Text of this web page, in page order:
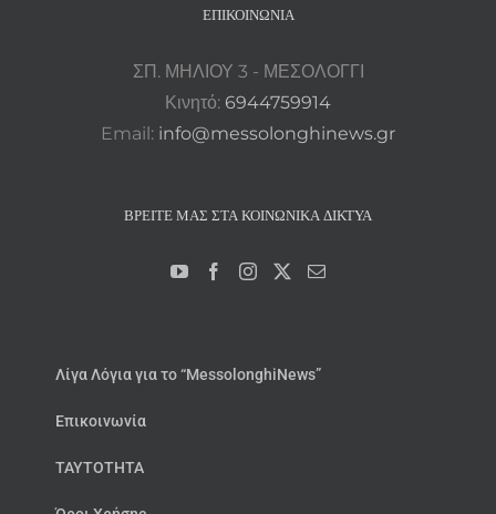
ΕΠΙΚΟΙΝΩΝΊΑ
ΣΠ. ΜΗΛΙΟΥ 3 - ΜΕΣΟΛΟΓΓΙ
Κινητό: 6944759914
Email: info@messolonghinews.gr
ΒΡΕΊΤΕ ΜΑΣ ΣΤΑ ΚΟΙΝΩΝΙΚΆ ΔΊΚΤΥΑ
Λίγα Λόγια για το “MessolonghiNews”
Επικοινωνία
ΤΑΥΤΟΤΗΤΑ